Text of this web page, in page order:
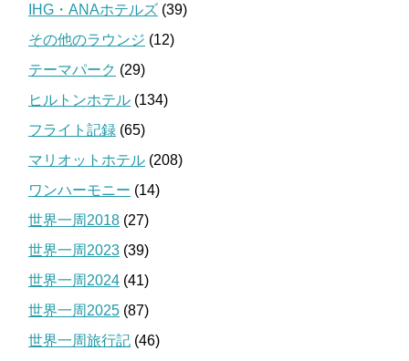
IHG・ANAホテルズ (39)
その他のラウンジ (12)
テーマパーク (29)
ヒルトンホテル (134)
フライト記録 (65)
マリオットホテル (208)
ワンハーモニー (14)
世界一周2018 (27)
世界一周2023 (39)
世界一周2024 (41)
世界一周2025 (87)
世界一周旅行記 (46)